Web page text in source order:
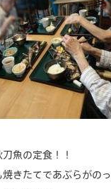
cafe
news & events
魚の定食！！
きたてであぶらがの